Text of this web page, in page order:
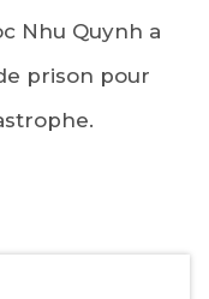
Nhu Quynh a
prison pour